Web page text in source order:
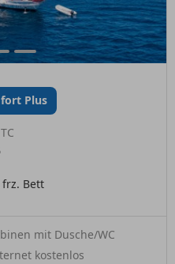
Plus
Bett
mit Dusche/WC
kostenlos